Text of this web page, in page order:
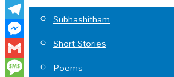
Subhashitham
Short Stories
Poems
WhatsApp
Telegram
Messenger
Gmail